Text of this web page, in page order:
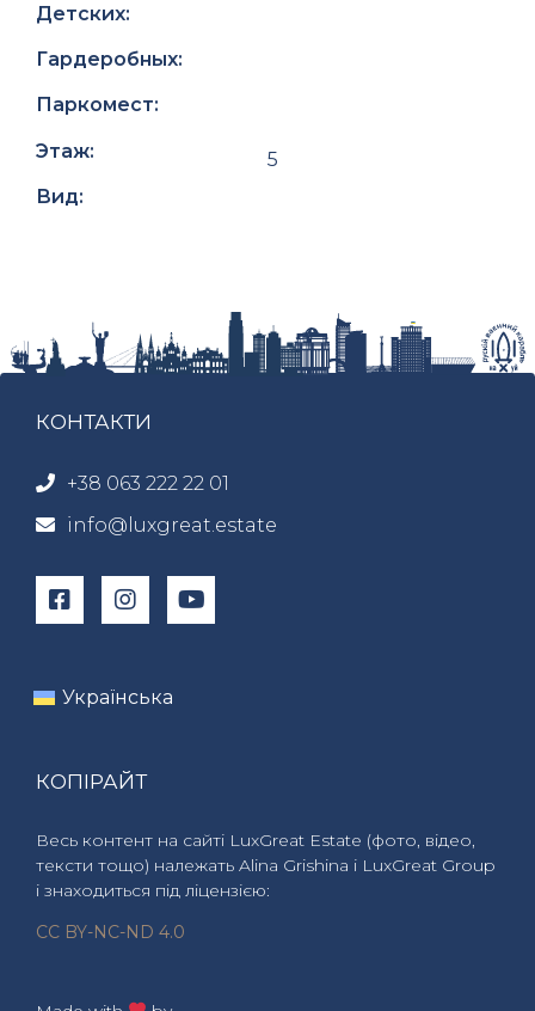
Детских:
Гардеробных:
Паркомест:
Этаж:
5
Вид:
КОНТАКТИ
+38 063 222 22 01
info@luxgreat.estate
Українська
КОПІРАЙТ
Весь контент на сайті LuxGreat Estate (фото, відео,
тексти тощо) належать Alina Grishina і LuxGreat Group
і знаходиться під ліцензією:
CC BY-NC-ND 4.0